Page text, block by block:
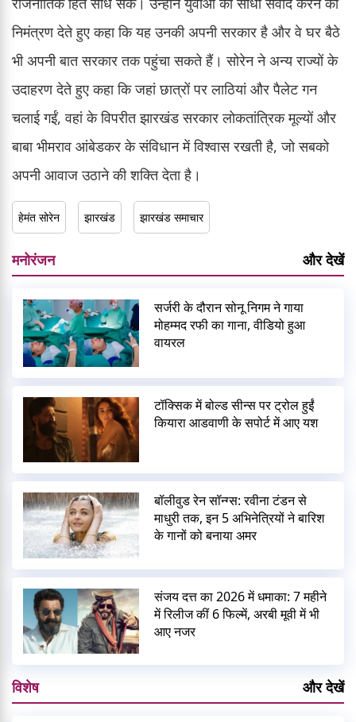
निमंत्रण देते हुए कहा कि यह उनकी अपनी सरकार है और वे घर बैठे
भी अपनी बात सरकार तक पहुंचा सकते हैं। सोरेन ने अन्य राज्यों के
उदाहरण देते हुए कहा कि जहां छात्रों पर लाठियां और पैलेट गन
चलाई गईं, वहां के विपरीत झारखंड सरकार लोकतांत्रिक मूल्यों और
बाबा भीमराव आंबेडकर के संविधान में विश्वास रखती है, जो सबको
अपनी आवाज उठाने की शक्ति देता है।
हेमंत सोरेन झारखंड झारखंड समाचार
मनोरंजन और देखें
सर्जरी के दौरान सोनू निगम ने गाया
मोहम्मद रफी का गाना, वीडियो हुआ
वायरल
टॉक्सिक में बोल्ड सीन्स पर ट्रोल हुईं
कियारा आडवाणी के सपोर्ट में आए यश
बॉलीवुड रेन सॉन्ग्स: रवीना टंडन से
माधुरी तक, इन 5 अभिनेत्रियों ने बारिश
के गानों को बनाया अमर
संजय दत्त का 2026 में धमाका: 7 महीने
में रिलीज कीं 6 फिल्में, अरबी मूवी में भी
आए नजर
विशेष और देखें